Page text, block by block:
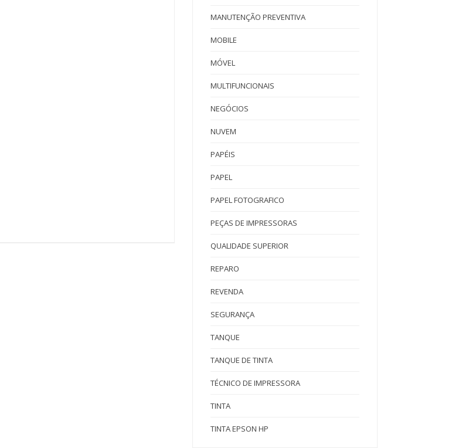
MANUTENÇÃO PREVENTIVA
MOBILE
MÓVEL
MULTIFUNCIONAIS
NEGÓCIOS
NUVEM
PAPÉIS
PAPEL
PAPEL FOTOGRAFICO
PEÇAS DE IMPRESSORAS
QUALIDADE SUPERIOR
REPARO
REVENDA
SEGURANÇA
TANQUE
TANQUE DE TINTA
TÉCNICO DE IMPRESSORA
TINTA
TINTA EPSON HP